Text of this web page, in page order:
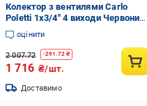
Колектор з вентилями Carlo
Poletti 1x3/4'' 4 виходи Червоний
(9369322)
оцінити
2 007.72 -291.72 ₴
1 716 ₴/шт.
Доставимо